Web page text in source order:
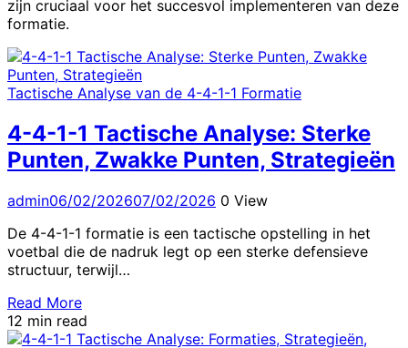
zijn cruciaal voor het succesvol implementeren van deze
formatie.
Tactische Analyse van de 4-4-1-1 Formatie
4-4-1-1 Tactische Analyse: Sterke
Punten, Zwakke Punten, Strategieën
admin06/02/202607/02/2026 0 View
De 4-4-1-1 formatie is een tactische opstelling in het
voetbal die de nadruk legt op een sterke defensieve
structuur, terwijl…
Read More
12 min read